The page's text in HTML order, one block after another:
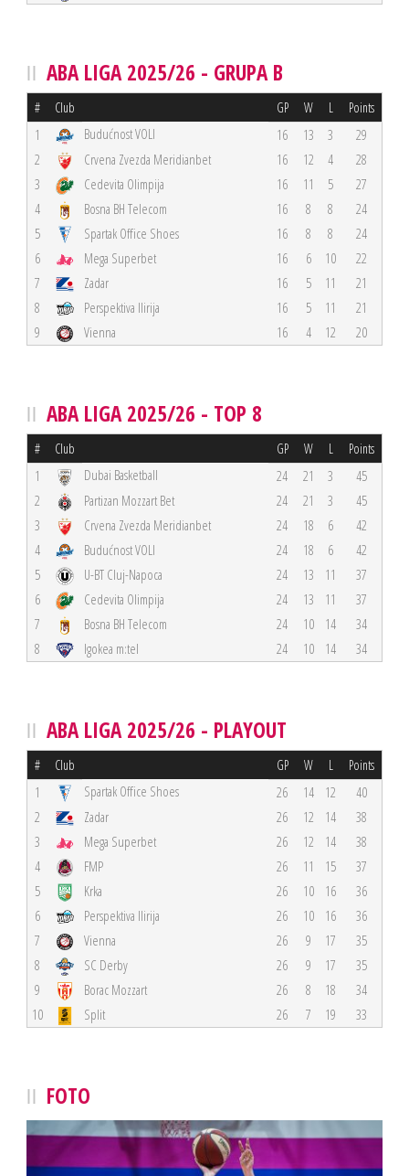
ABA LIGA 2025/26 - GRUPA B
# Club GP W L Points
1 Budućnost VOLI 16 13 3
29
2
Crvena Zvezda Meridianbet 16 12 4
28
3
Cedevita Olimpija 16 11 5
27
4
Bosna BH Telecom 16 8 8
24
5
Spartak Office Shoes 16 8 8
24
6
Mega Superbet 16 6 10
22
7
Zadar 16 5 11
21
8
Perspektiva Ilirija 16 5 11
21
9
Vienna 16 4 12 20
ABA LIGA 2025/26 - TOP 8
# Club GP W L Points
1 Dubai Basketball 24 21 3
45
2
Partizan Mozzart Bet 24 21 3
45
3
Crvena Zvezda Meridianbet 24 18 6
42
4
Budućnost VOLI 24 18 6
42
5
U-BT Cluj-Napoca 24 13 11
37
6
Cedevita Olimpija 24 13 11
37
7
Bosna BH Telecom 24 10 14
34
8
Igokea m:tel 24 10 14 34
ABA LIGA 2025/26 - PLAYOUT
# Club GP W L Points
1 Spartak Office Shoes 26 14 12
40
2
Zadar 26 12 14
38
3
Mega Superbet 26 12 14
38
4
FMP 26 11 15
37
5
Krka 26 10 16
36
6
Perspektiva Ilirija 26 10 16
36
7
Vienna 26 9 17
35
8
SC Derby 26 9 17
35
9
Borac Mozzart 26 8 18
34
10
Split 26 7 19 33
FOTO